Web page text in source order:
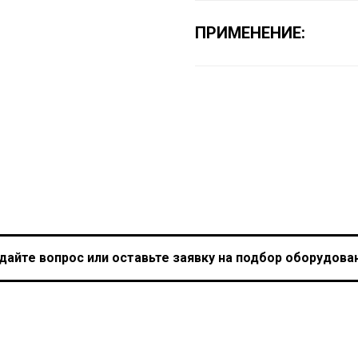
ПРИМЕНЕНИЕ:
вопрос или оставьте заявку на подбор